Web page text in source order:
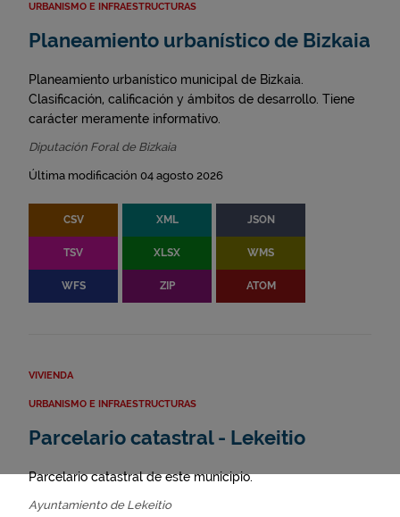
URBANISMO E INFRAESTRUCTURAS
Planeamiento urbanístico de Bizkaia
Planeamiento urbanístico municipal de Bizkaia.
Clasificación, calificación y ámbitos de desarrollo. Tiene
carácter meramente informativo.
Diputación Foral de Bizkaia
Última modificación 04 agosto 2026
CSV XML JSON
TSV XLSX WMS
WFS ZIP ATOM
VIVIENDA
URBANISMO E INFRAESTRUCTURAS
Parcelario catastral - Lekeitio
Parcelario catastral de este municipio.
Ayuntamiento de Lekeitio